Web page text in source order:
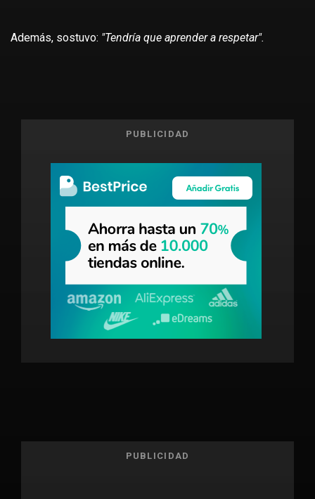
Además, sostuvo: "Tendría que aprender a respetar".
PUBLICIDAD
PUBLICIDAD